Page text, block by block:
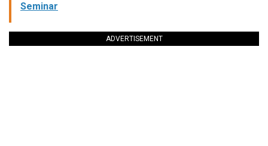
Seminar
ADVERTISEMENT